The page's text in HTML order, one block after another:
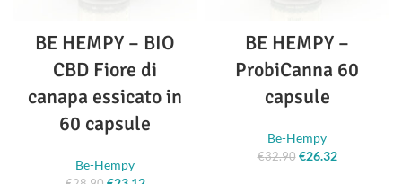
BE HEMPY – BIO
CBD Fiore di
canapa essicato in
60 capsule
Be-Hempy
BE HEMPY –
ProbiCanna 60
capsule
Be-Hempy
€32.90
Il prezzo
€26.32